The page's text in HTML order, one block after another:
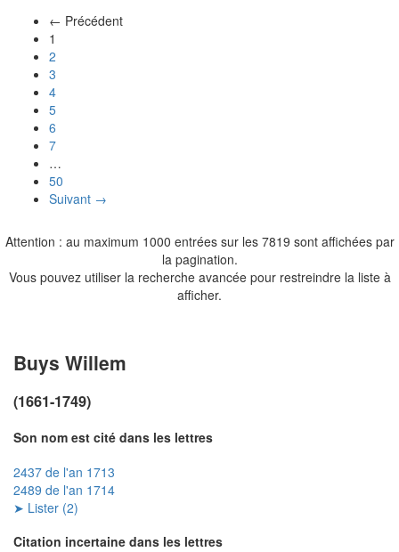
← Précédent
1
2
3
4
5
6
7
…
50
Suivant →
Attention : au maximum 1000 entrées sur les 7819 sont affichées par
la pagination.
Vous pouvez utiliser la recherche avancée pour restreindre la liste à
afficher.
Buys Willem
(1661-1749)
Son nom est cité dans les lettres
2437 de l'an 1713
2489 de l'an 1714
➤ Lister (2)
Citation incertaine dans les lettres